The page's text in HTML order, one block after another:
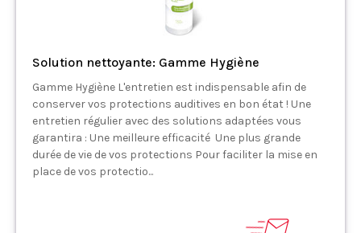
Solution nettoyante: Gamme Hygiène
Gamme Hygiène L'entretien est indispensable afin de
conserver vos protections auditives en bon état ! Une
entretien régulier avec des solutions adaptées vous
garantira : Une meilleure efficacité Une plus grande
durée de vie de vos protections Pour faciliter la mise en
place de vos protectio...